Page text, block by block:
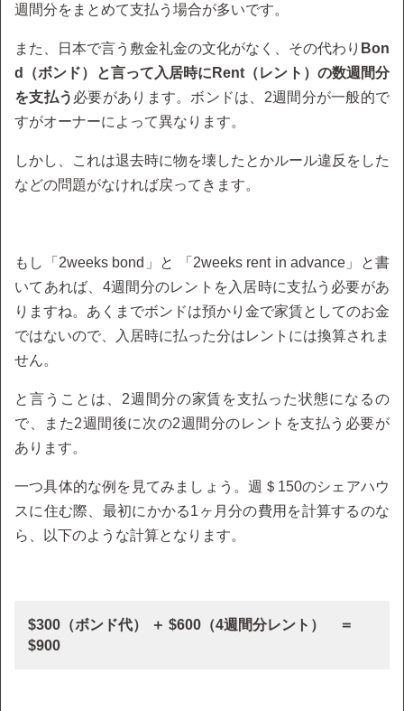
週間分をまとめて支払う場合が多いです。
また、日本で言う敷金礼金の文化がなく、その代わり Bon
d（ボンド）と言って入居時にRent（レント）の数週間分
を支払う 必要があります。ボンドは、2週間分が一般的で
すがオーナーによって異なります。
しかし、これは退去時に物を壊したとかルール違反をした
などの問題がなければ戻ってきます。
もし「2weeks bond」と 「2weeks rent in advance」と書
いてあれば、4週間分のレントを入居時に支払う必要があ
りますね。あくまでボンドは預かり金で家賃としてのお金
ではないので、入居時に払った分はレントには換算されま
せん。
と言うことは、2週間分の家賃を支払った状態になるの
で、また2週間後に次の2週間分のレントを支払う必要が
あります。
一つ具体的な例を見てみましょう。週＄150のシェアハウ
スに住む際、最初にかかる1ヶ月分の費用を計算するのな
ら、以下のような計算となります。
$300（ボンド代） ＋ $600（4週間分レント） ＝
$900